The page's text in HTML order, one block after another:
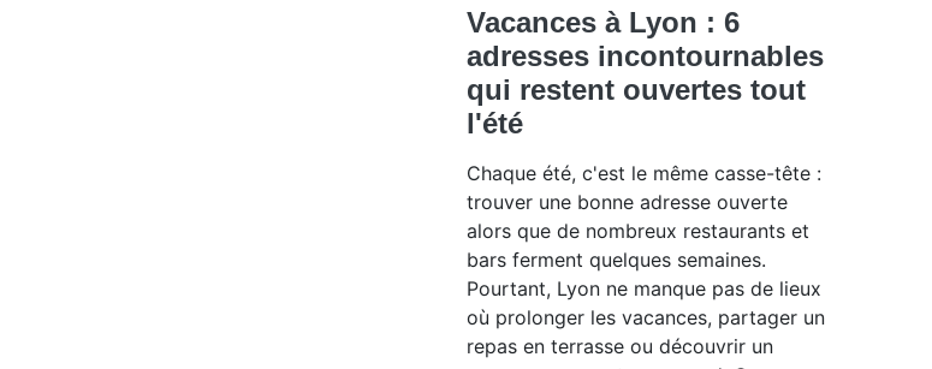
Vacances à Lyon : 6
adresses incontournables
qui restent ouvertes tout
l'été
Chaque été, c'est le même casse-tête :
trouver une bonne adresse ouverte
alors que de nombreux restaurants et
bars ferment quelques semaines.
Pourtant, Lyon ne manque pas de lieux
où prolonger les vacances, partager un
repas en terrasse ou découvrir un